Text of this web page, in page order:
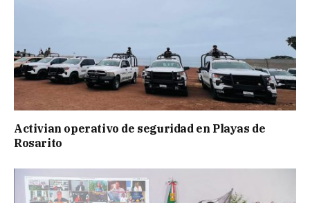
Activian operativo de seguridad en Playas de
Rosarito